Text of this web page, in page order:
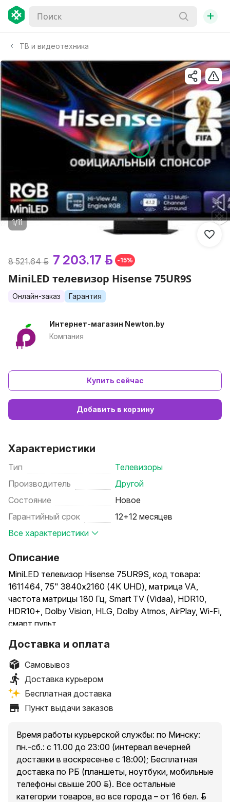
+
ТВ и видеотехника
1/11
8 521.64 р. 7 203.17 р. -15%
MiniLED телевизор Hisense 75UR9S
Онлайн-заказ Гарантия
Интернет-магазин Newton.by
Компания
Купить сейчас
Добавить в корзину
Характеристики
Тип
Телевизоры
Производитель
Другой
Состояние
Новое
Гарантийный срок
12+12 месяцев
Все характеристики
Описание
MiniLED телевизор Hisense 75UR9S, код товара:
1611464, 75" 3840x2160 (4K UHD), матрица VA,
частота матрицы 180 Гц, Smart TV (Vidaa), HDR10,
HDR10+, Dolby Vision, HLG, Dolby Atmos, AirPlay, Wi-Fi,
смарт пульт
Способы доставки: самовывоз, доставка курьером.
Способы оплаты (при получении): наличными,
банковской картой.
Условия самовывоза: стоимость – бесплатно.
Пункты выдачи заказов:
2. Минский р-н, Новодворский с/, 40/2, бизнес-центр
«S-UNION»
3. Минск, ул. Притыцкого, 23А, ТЦ «Орбита Молл», 2
этаж
4. Минск, ул. Денисовская, 37, в торце здания
5. Минск, ул. Куйбышева, 44, помещение 2-Н
Доставка и оплата
Самовывоз
Доставка курьером
Бесплатная доставка
Пункт выдачи заказов
Время работы курьерской службы: по Минску:
пн.-сб.: с 11.00 до 23:00 (интервал вечерней
доставки в воскресенье с 18:00); Бесплатная
доставка по РБ (планшеты, ноутбуки, мобильные
телефоны свыше 200 руб.). Все остальные
категории товаров, во все города – от 16 бел. руб.